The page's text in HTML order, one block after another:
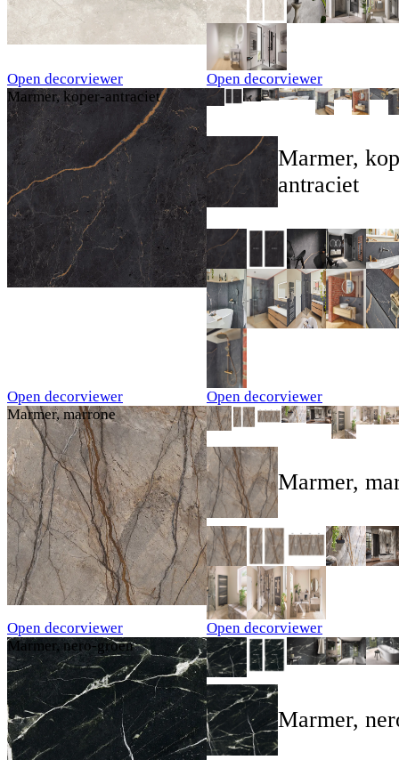
Open decorviewer
Open decorviewer
Marmer, koper-antraciet
Open decorviewer
Marmer,
antraciet
Open decorviewer
Marmer, marrone
Open decorviewer
Marmer,
Open decorviewer
Marmer, nero-groen
Marmer,